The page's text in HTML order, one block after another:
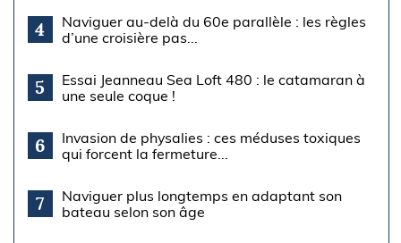
4
Naviguer au-delà du 60e parallèle : les règles
d’une croisière pas...
5
Essai Jeanneau Sea Loft 480 : le catamaran à
une seule coque !
6
Invasion de physalies : ces méduses toxiques
qui forcent la fermeture...
7
Naviguer plus longtemps en adaptant son
bateau selon son âge